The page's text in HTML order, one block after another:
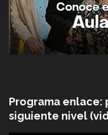
Programa enlace:
siguiente nivel